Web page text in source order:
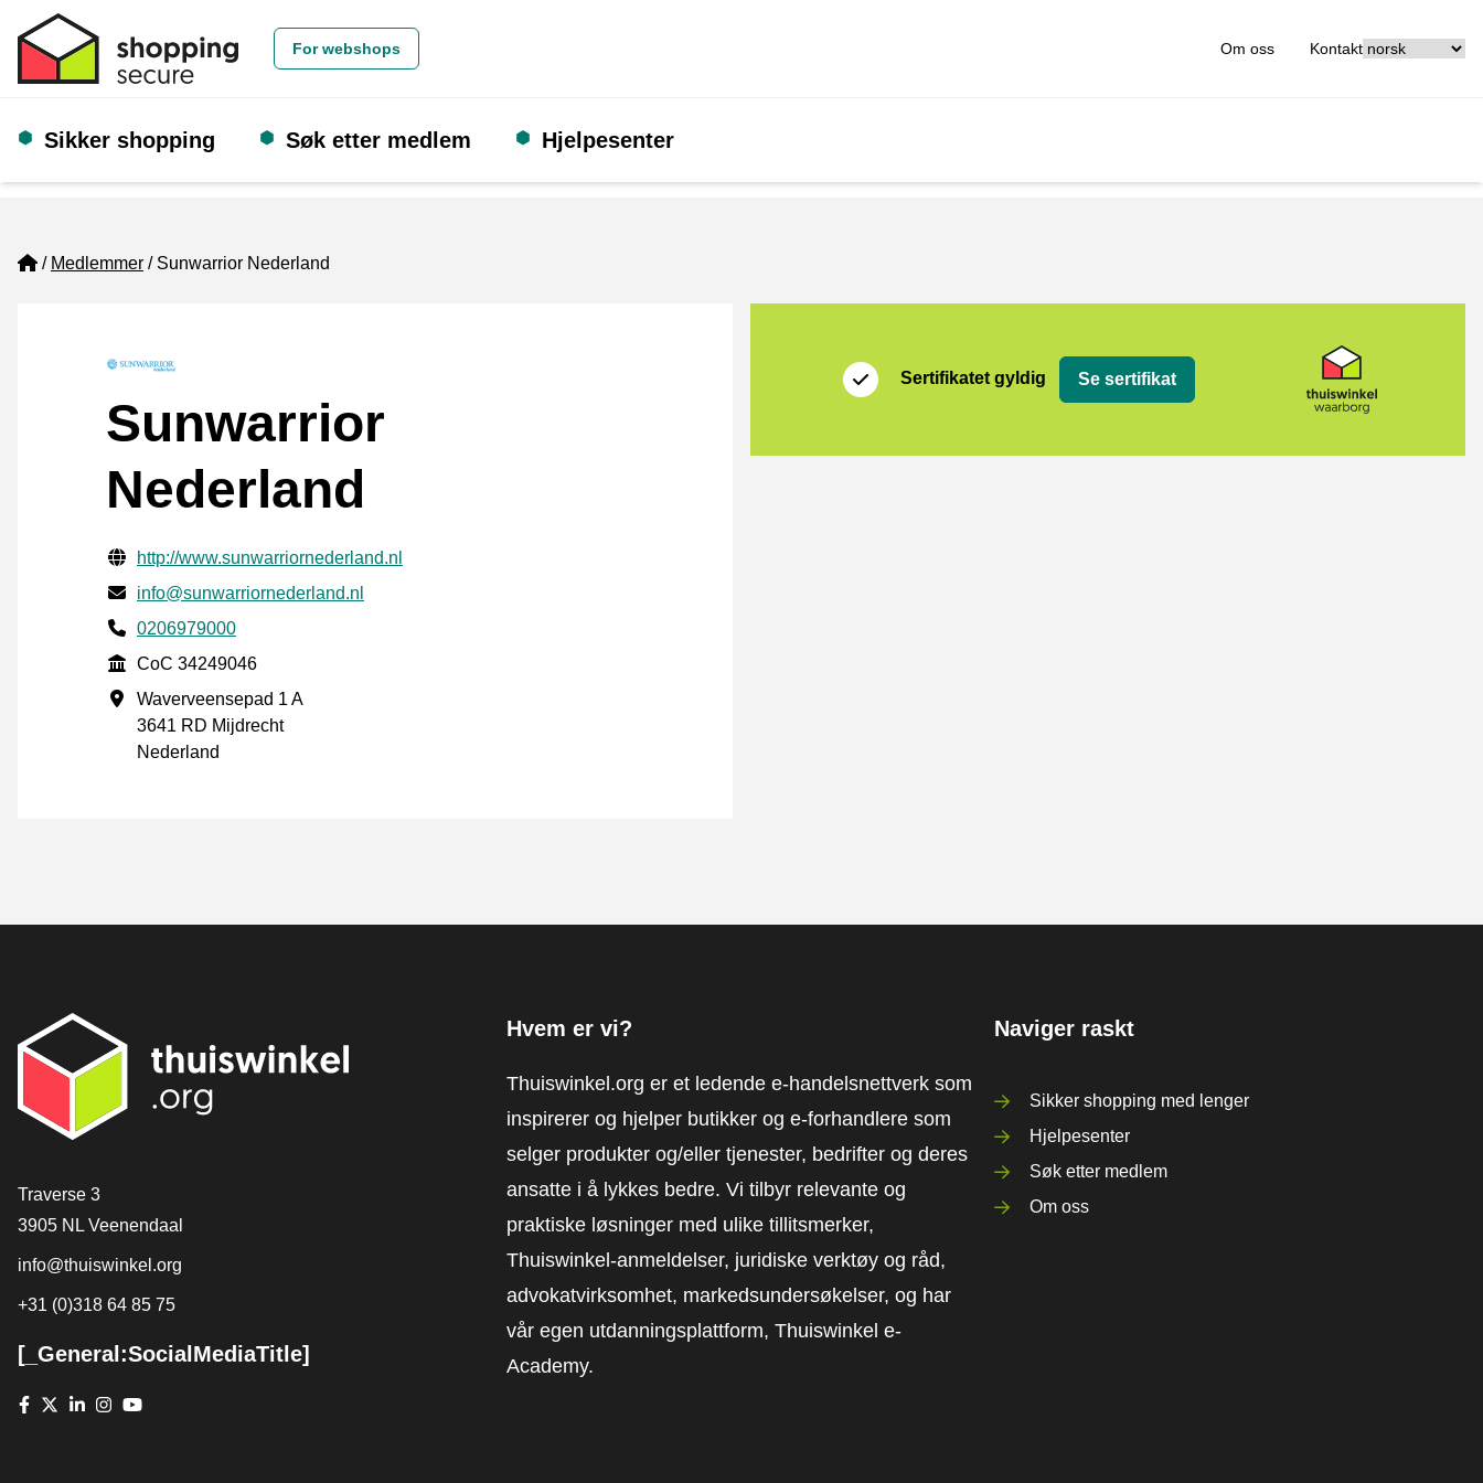
For webshops Om oss Kontakt
Sikker shopping Søk etter medlem Hjelpesenter
Home
Medlemmer Sunwarrior Nederland
Sunwarrior
Nederland
Verifisert kontaktinformasjon
Website URL
http://www.sunwarriornederland.nl
E-post
info@sunwarriornederland.nl
Phone number
0206979000
CoC
CoC 34249046
Forretningsadresse
Waverveensepad 1 A
3641 RD Mijdrecht
Nederland
Sertifikatet gyldig Se sertifikat
[_General:Contact]
Traverse 3
3905 NL Veenendaal
info@thuiswinkel.org
+31 (0)318 64 85 75
[_General:SocialMediaTitle]
Hvem er vi?
Thuiswinkel.org er et ledende e-handelsnettverk som
inspirerer og hjelper butikker og e-forhandlere som
selger produkter og/eller tjenester, bedrifter og deres
ansatte i å lykkes bedre. Vi tilbyr relevante og
praktiske løsninger med ulike tillitsmerker,
Thuiswinkel-anmeldelser, juridiske verktøy og råd,
advokatvirksomhet, markedsundersøkelser, og har
vår egen utdanningsplattform, Thuiswinkel e-
Academy.
Naviger raskt
Sikker shopping med lenger
Hjelpesenter
Søk etter medlem
Om oss